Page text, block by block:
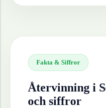
Fakta & Siffror
Återvinning i
och siffror